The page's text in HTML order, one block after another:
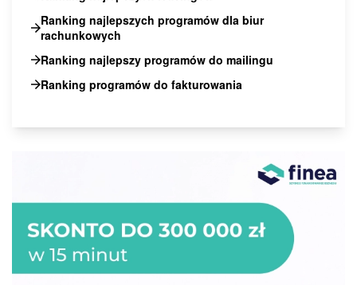
Ranking najlepszych programów dla biur
rachunkowych
Ranking najlepszy programów do mailingu
Ranking programów do fakturowania